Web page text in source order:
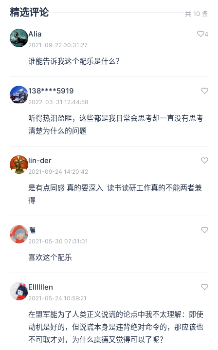
权按照自己的意愿去追求自己的幸福与人生目标的，而另
但是这样的区分却不是基于任何一种自然的理由的，因为
即使是奴隶社会的奴隶，他在自然的意义上也是人，你只
具或者财产。所以这种做法实际上就会逼迫我们将另外的
一部分，实际上是具有完整的理智能力的人，视为了非
本集编辑：李兔
精选评论 共 10 条
Alia 4
2021-09-22 00:31:27
谁能告诉我这个配乐是什么？
138****5919
2022-03-31 12:44:58
听得热泪盈眶，这些都是我日常会思考却一直没有思考
清楚为什么的问题
lin-der
2021-09-24 14:20:42
是有点同感 真的要深入  读书读研工作真的不能两者兼
得
嘿
2021-05-30 07:31:01
喜欢这个配乐
Ellllllen
2021-05-24 10:59:21
在盟军能为了人类正义说谎的论点中我不太理解：即使
动机是好的，但说谎本身是违背绝对命令的，那应该也
不可取才对，为什么康德又觉得可以了呢？